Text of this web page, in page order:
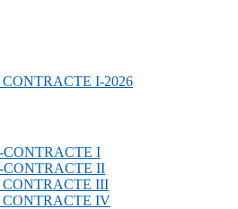
I-2026
I
II
III
IV